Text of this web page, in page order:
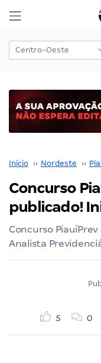
Início ›› Nordeste ››
Concurso
publicado!
Concurso
Analista
5 0